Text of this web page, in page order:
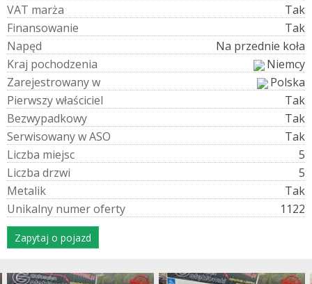
VAT marża
Tak
Finansowanie
Tak
Napęd
Na przednie koła
Kraj pochodzenia
Niemcy
Zarejestrowanyw
Polska
Pierwszywłaściciel
Tak
Bezwypadkowy
Tak
SerwisowanywASO
Tak
Liczba miejsc
5
Liczba drzwi
5
Metalik
Tak
Unikalny numeroferty 1122
Zapytaj o pojazd